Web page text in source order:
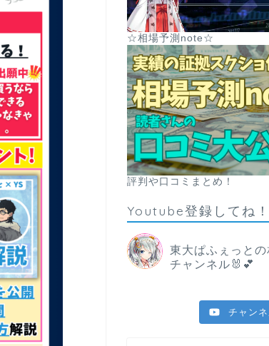
☆相場予測note☆
評判や口コミまとめ！
Youtube登録してね！
東大ぱふぇっと
チャンネル🐰💕
チャン